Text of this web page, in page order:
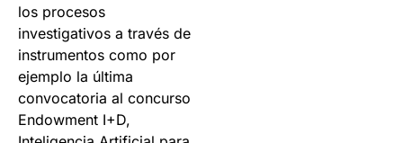
los procesos
investigativos a través de
instrumentos como por
ejemplo la última
convocatoria al concurso
Endowment I+D,